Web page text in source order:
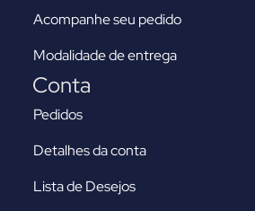
Acompanhe seu pedido
Modalidade de entrega
Conta
Pedidos
Detalhes da conta
Lista de Desejos